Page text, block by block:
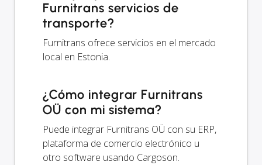
Furnitrans servicios de
transporte?
Furnitrans ofrece servicios en el mercado
local en Estonia.
¿Cómo integrar Furnitrans
OÜ con mi sistema?
Puede integrar Furnitrans OÜ con su ERP,
plataforma de comercio electrónico u
otro software usando Cargoson.